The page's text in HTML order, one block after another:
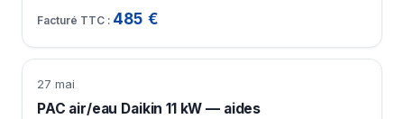
485 €
27 mai
PAC air/eau Daikin 11 kW — aides